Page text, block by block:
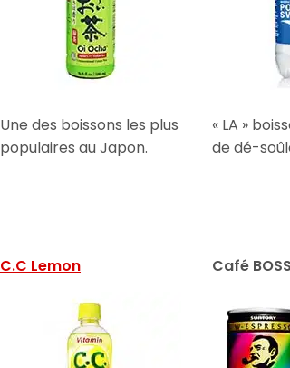
Une des boissons les plus
populaires au Japon.
« LA »
de dé-
C.C Lemon Café